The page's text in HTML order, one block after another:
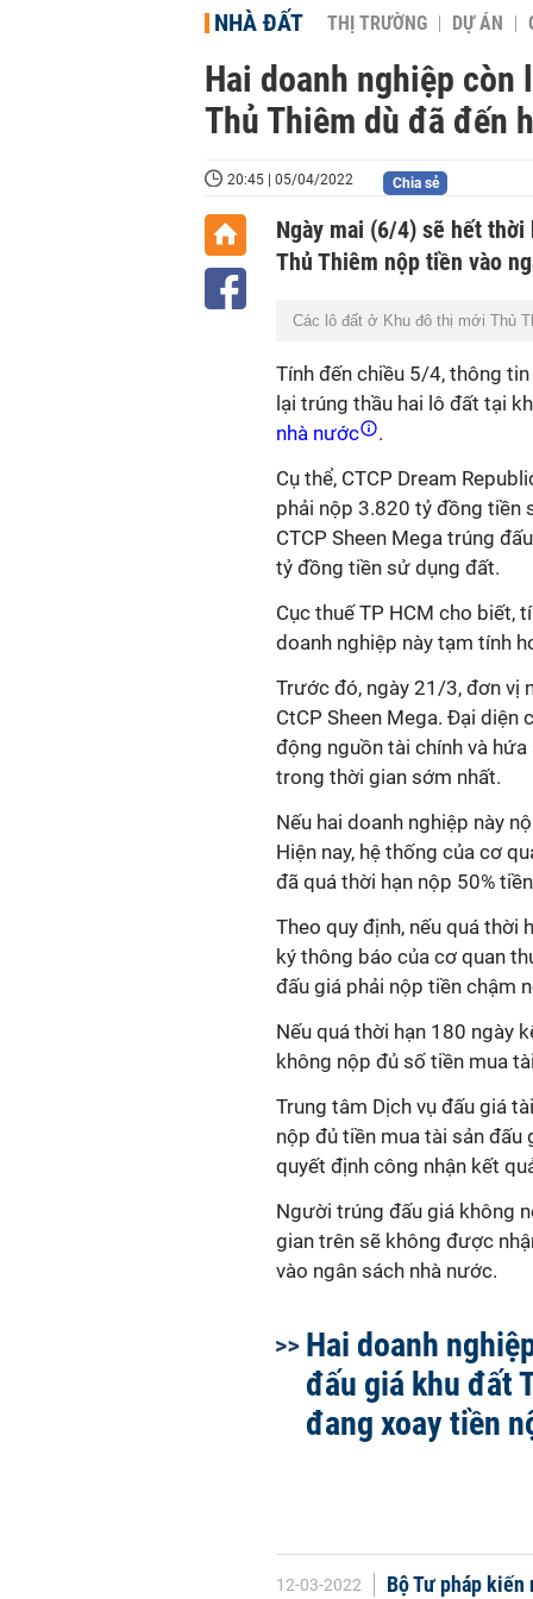
NHÀ ĐẤT THỊ TRƯỜNG DỰ ÁN
Hai doanh nghiệp
Thủ Thiêm dù đã đến
20:45 | 05/04/2022 Chia sẻ
Ngày mai (6/4) sẽ hết
Thủ Thiêm nộp tiền vào
Các lô đất ở Khu đô thị mới Thủ
Tính đến chiều 5/4, thông
lại trúng thầu hai lô đất tại
nhà nước
.
Cụ thể, CTCP Dream
phải nộp 3.820 tỷ đồng tiền
CTCP Sheen Mega trúng
tỷ đồng tiền sử dụng đất.
Cục thuế TP HCM cho biết,
doanh nghiệp này tạm tính
Trước đó, ngày 21/3, đơn vị
CtCP Sheen Mega. Đại diện
động nguồn tài chính và
trong thời gian sớm nhất.
Nếu hai doanh nghiệp này
Hiện nay, hệ thống của cơ
đã quá thời hạn nộp 50%
Theo quy định, nếu quá
ký thông báo của cơ quan
đấu giá phải nộp tiền chậm
Nếu quá thời hạn 180 ngày
không nộp đủ số tiền mua
Trung tâm Dịch vụ đấu giá
nộp đủ tiền mua tài sản đấu
quyết định công nhận kết
Người trúng đấu giá không
gian trên sẽ không được
vào ngân sách nhà nước.
Hai doanh
đấu giá khu đất
đang xoay tiền
12-03-2022 Bộ Tư pháp